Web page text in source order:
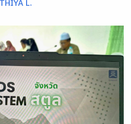
L.